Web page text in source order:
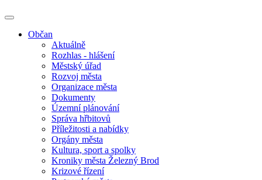
Občan
Aktuálně
Rozhlas - hlášení
Městský úřad
Rozvoj města
Organizace města
Dokumenty
Územní plánování
Správa hřbitovů
Příležitosti a nabídky
Orgány města
Kultura, sport a spolky
Kroniky města Železný Brod
Krizové řízení